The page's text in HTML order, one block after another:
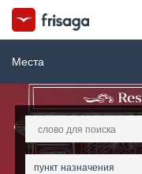
Места
пункт назначения